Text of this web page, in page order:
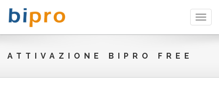
ATTIVAZIONE BIPRO FREE